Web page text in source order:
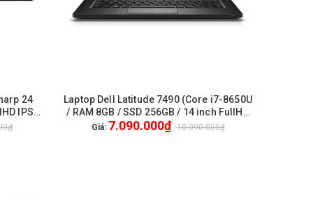
24
IPS /
/
HẾT HÀNG
Laptop Dell Latitude 7490 (Core i7-8650U
/ RAM 8GB / SSD 256GB / 14 inch FullHD
Cảm ứng) / WL + BT / Webcam HD / Win
Giá: 7.090.000₫ 10.090.000₫